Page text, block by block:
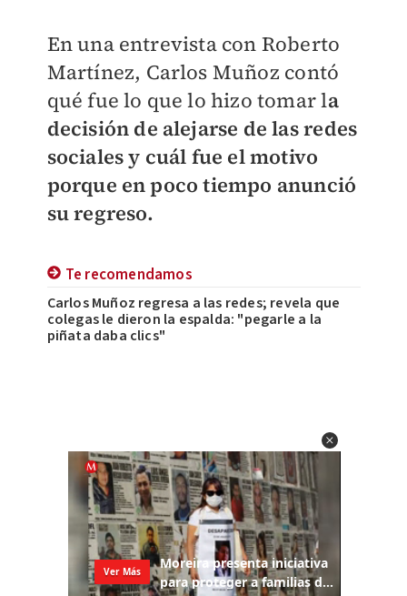
En una entrevista con Roberto
Martínez, Carlos Muñoz contó
qué fue lo que lo hizo tomar la
decisión de alejarse de las redes
sociales y cuál fue el motivo
porque en poco tiempo anunció
su regreso.
Te recomendamos
Carlos Muñoz regresa a las redes; revela que
colegas le dieron la espalda: "pegarle a la
piñata daba clics"